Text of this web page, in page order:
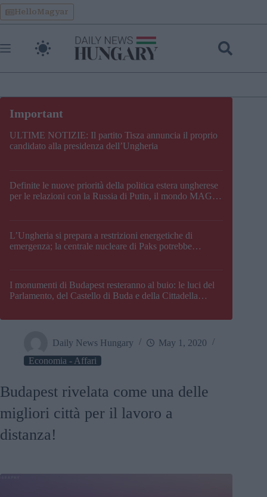
Skip
to
content
HelloMagyar
ULTIME NOTIZIE: Il partito Tisza annuncia il proprio
candidato alla presidenza dell’Ungheria
Definite le nuove priorità della politica estera ungherese
per le relazioni con la Russia di Putin, il mondo MAGA,
L’Ungheria si prepara a restrizioni energetiche di
emergenza; la centrale nucleare di Paks potrebbe
I monumenti di Budapest resteranno al buio: le luci del
Parlamento, del Castello di Buda e della Cittadella
Daily News Hungary
May 1, 2020
Economia - Affari
Budapest rivelata come una delle
migliori città per il lavoro a
distanza!